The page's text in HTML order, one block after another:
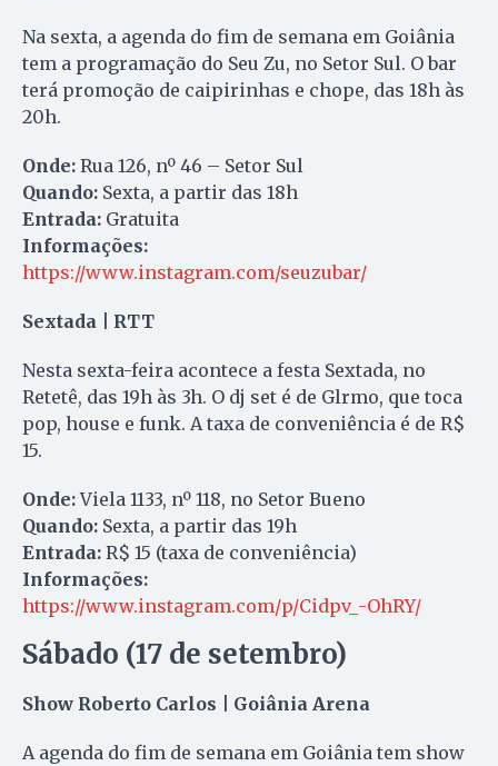
Na sexta, a agenda do fim de semana em Goiânia
tem a programação do Seu Zu, no Setor Sul. O bar
terá promoção de caipirinhas e chope, das 18h às
20h.
Onde: Rua 126, nº 46 – Setor Sul
Quando: Sexta, a partir das 18h
Entrada: Gratuita
Informações:
https://www.instagram.com/seuzubar/
Sextada | RTT
Nesta sexta-feira acontece a festa Sextada, no
Retetê, das 19h às 3h. O dj set é de Glrmo, que toca
pop, house e funk. A taxa de conveniência é de R$
15.
Onde:Viela 1133, nº 118, no Setor Bueno
Quando: Sexta, a partir das 19h
Entrada: R$ 15 (taxa de conveniência)
Informações:
https://www.instagram.com/p/Cidpv_-OhRY/
Sábado (17 de setembro)
Show Roberto Carlos | Goiânia Arena
A agenda do fim de semana em Goiânia tem show